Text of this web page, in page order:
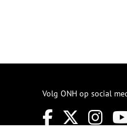
Volg ONH op social